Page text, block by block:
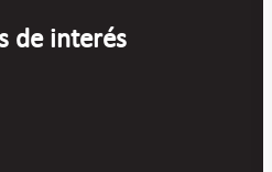
de interés